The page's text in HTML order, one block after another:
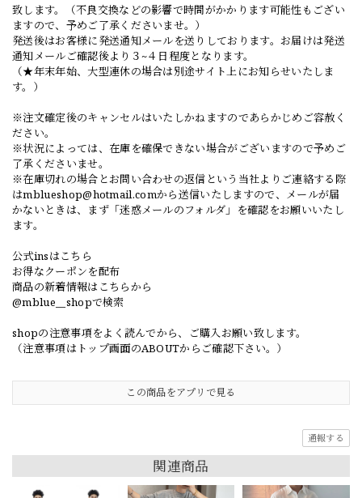
致します。（不良交換などの影響で時間がかかります可能性もござい
ますので、予めご了承くださいませ。）
発送後はお客様に発送通知メールを送りしております。お届けは発送
通知メールご確認後より３~４日程度となります。
（★年末年始、大型連休の場合は別途サイト上にお知らせいたしま
す。）
※注文確定後のキャンセルはいたしかねますのであらかじめご容赦く
ださい。
※状況によっては、在庫を確保できない場合がございますので予めご
了承くださいませ。
※在庫切れの場合とお問い合わせの返信という当社よりご連絡する際
はmblueshop@hotmail.comから送信いたしますので、メールが届
かないときは、まず「迷惑メールのフォルダ」を確認をお願いいたし
ます。
公式insはこちら
お得なクーポンを配布
商品の新着情報はこちらから
@mblue__shopで検索
shopの注意事項をよく読んでから、ご購入お願い致します。
（注意事項はトップ画面のABOUTからご確認下さい。）
この商品をアプリで見る
通報する
関連商品